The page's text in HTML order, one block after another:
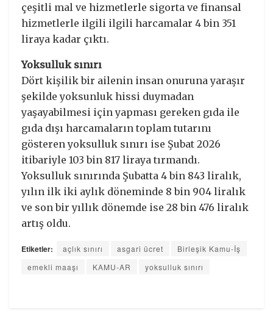
çeşitli mal ve hizmetlerle sigorta ve finansal
hizmetlerle ilgili ilgili harcamalar 4 bin 351
liraya kadar çıktı.
Yoksulluk sınırı
Dört kişilik bir ailenin insan onuruna yaraşır
şekilde yoksunluk hissi duymadan
yaşayabilmesi için yapması gereken gıda ile
gıda dışı harcamaların toplam tutarını
gösteren yoksulluk sınırı ise Şubat 2026
itibariyle 103 bin 817 liraya tırmandı.
Yoksulluk sınırında Şubatta 4 bin 843 liralık,
yılın ilk iki aylık döneminde 8 bin 904 liralık
ve son bir yıllık dönemde ise 28 bin 476 liralık
artış oldu.
Etiketler: açlık sınırı asgari ücret
Birleşik Kamu-İş
emekli maaşı
KAMU-AR yoksulluk sınırı